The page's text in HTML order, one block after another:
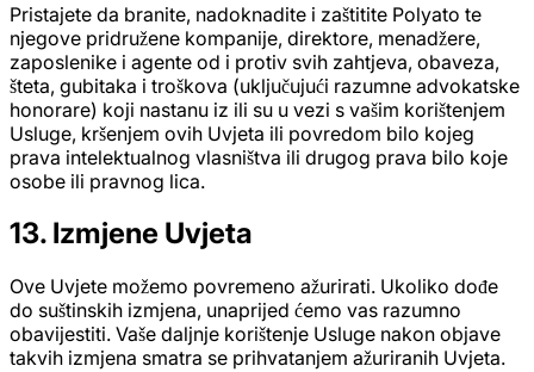
Pristajete da branite, nadoknadite i zaštitite Polyato te
njegove pridružene kompanije, direktore, menadžere,
zaposlenike i agente od i protiv svih zahtjeva, obaveza,
šteta, gubitaka i troškova (uključujući razumne advokatske
honorare) koji nastanu iz ili su u vezi s vašim korištenjem
Usluge, kršenjem ovih Uvjeta ili povredom bilo kojeg
prava intelektualnog vlasništva ili drugog prava bilo koje
osobe ili pravnog lica.
13. Izmjene Uvjeta
Ove Uvjete možemo povremeno ažurirati. Ukoliko dođe
do suštinskih izmjena, unaprijed ćemo vas razumno
obavijestiti. Vaše daljnje korištenje Usluge nakon objave
takvih izmjena smatra se prihvatanjem ažuriranih Uvjeta.